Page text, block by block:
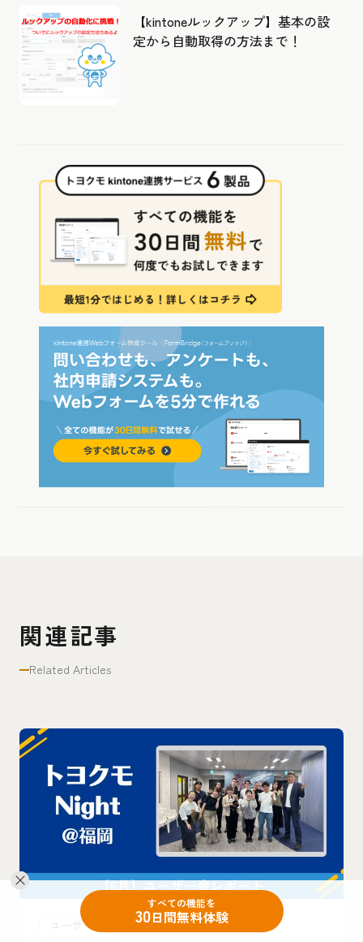
【kintoneルックアップ】基本の設
定から自動取得の方法まで！
関連記事
Related Articles
ユーザー会
すべての機能を
30日間無料体験